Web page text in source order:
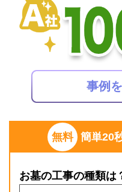
無料 簡単20
お墓の工事の種類は
事例